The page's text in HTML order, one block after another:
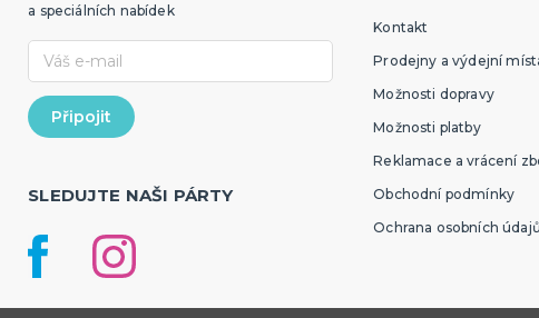
a speciálních nabídek
SLEDUJTE NAŠI PÁRTY
Kontakt
Prodejny a výdejní
Možnosti dopravy
Možnosti platby
Reklamace a vrácení
Obchodní podmínky
Ochrana osobních údajů